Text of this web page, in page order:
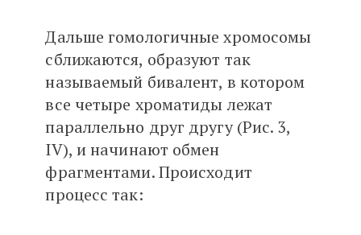
Дальше гомологичные хромосомы
сближаются, образуют так
называемый бивалент, в котором
все четыре хроматиды лежат
параллельно друг другу (Рис. 3,
IV), и начинают обмен
фрагментами. Происходит
процесс так: